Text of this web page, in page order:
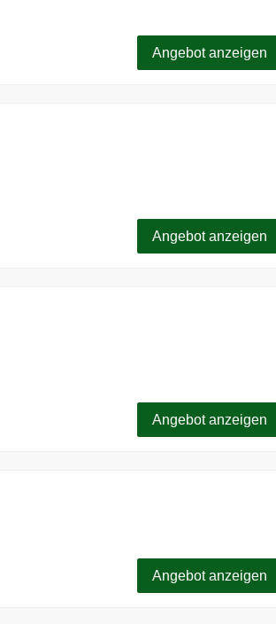
Angebot anzeigen
Angebot anzeigen
Angebot anzeigen
oder smarte Tools für deine Maschine –
Angebot anzeigen